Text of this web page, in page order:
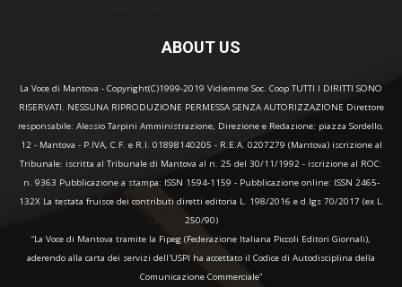
ABOUT US
La Voce di Mantova - Copyright(C)1999-2019 Vidiemme Soc. Coop TUTTI I DIRITTI SONO
RISERVATI. NESSUNA RIPRODUZIONE PERMESSA SENZA AUTORIZZAZIONE Direttore
responsabile: Alessio Tarpini Amministrazione, Direzione e Redazione: piazza Sordello,
12 - Mantova - P.IVA, C.F. e R.I. 01898140205 - R.E.A. 0207279 (Mantova) iscrizione al
Tribunale: iscritta al Tribunale di Mantova al n. 25 del 30/11/1992 - iscrizione al ROC:
n. 9363 Pubblicazione a stampa: ISSN 1594-1159 - Pubblicazione online: ISSN 2465-
132X La testata fruisce dei contributi diretti editoria L. 198/2016 e d.lgs 70/2017 (ex L.
250/90)
“La Voce di Mantova tramite la Fipeg (Federazione Italiana Piccoli Editori Giornali),
aderendo alla carta dei servizi dell'USPI ha accettato il Codice di Autodisciplina della
Comunicazione Commerciale"